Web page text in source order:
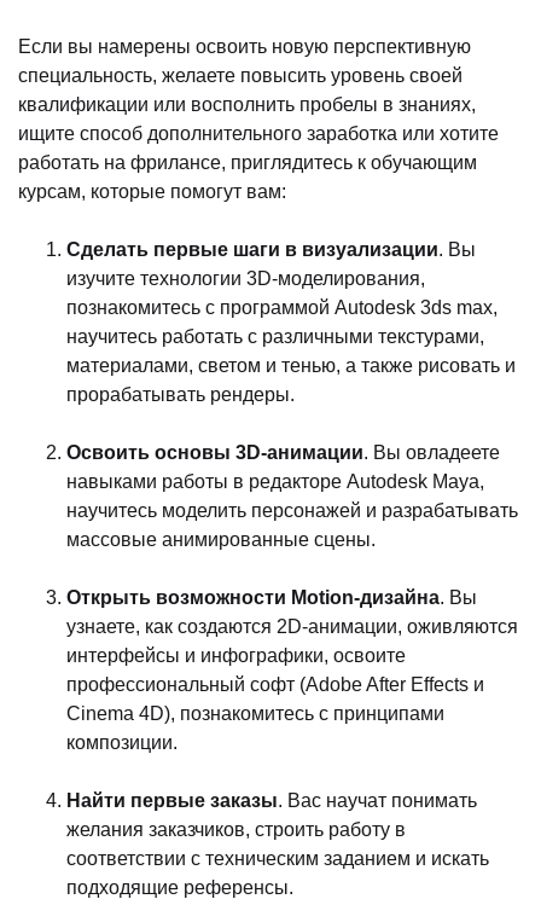
Если вы намерены освоить новую перспективную
специальность, желаете повысить уровень своей
квалификации или восполнить пробелы в знаниях,
ищите способ дополнительного заработка или хотите
работать на фрилансе, приглядитесь к обучающим
курсам, которые помогут вам:
Сделать первые шаги в визуализации. Вы
изучите технологии 3D-моделирования,
познакомитесь с программой Autodesk 3ds max,
научитесь работать с различными текстурами,
материалами, светом и тенью, а также рисовать и
прорабатывать рендеры.
Освоить основы 3D-анимации. Вы овладеете
навыками работы в редакторе Autodesk Maya,
научитесь моделить персонажей и разрабатывать
массовые анимированные сцены.
Открыть возможности Motion-дизайна. Вы
узнаете, как создаются 2D-анимации, оживляются
интерфейсы и инфографики, освоите
профессиональный софт (Adobe After Effects и
Cinema 4D), познакомитесь с принципами
композиции.
Найти первые заказы. Вас научат понимать
желания заказчиков, строить работу в
соответствии с техническим заданием и искать
подходящие референсы.